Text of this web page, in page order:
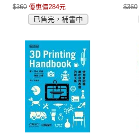
$360 優惠價284元
已售完，補書中
$360